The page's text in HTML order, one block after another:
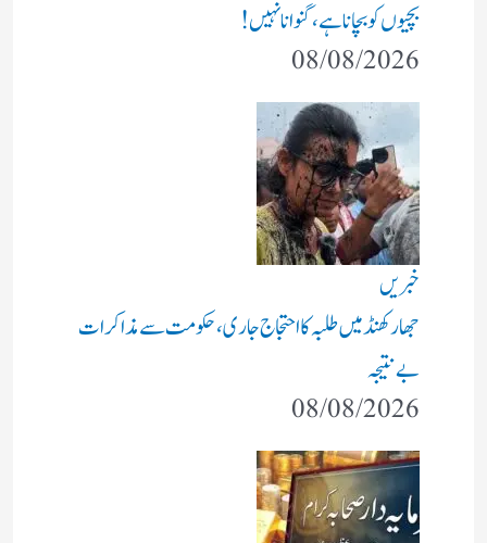
بچیوں کو بچانا ہے، گنوانا نہیں!
08/08/2026
خبریں
جھارکھنڈ میں طلبہ کا احتجاج جاری، حکومت سے مذاکرات
بے نتیجہ
08/08/2026